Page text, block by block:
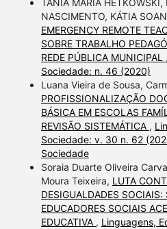
TÂNIA MARIA
NASCIMENTO, KÁTIA
EMERGENCY REMOTE
SOBRE TRABALHO
REDE PÚBLICA MUNICIPAL ,
Sociedade: n. 46 (2020)
Luana Vieira de Sousa,
PROFISSIONALIZAÇÃO
BÁSICA EM ESCOLAS
REVISÃO SISTEMÁTICA ,
Sociedade: v. 30 n. 62
Sociedade
Soraia Duarte Oliveira
Moura Teixeira, LUTA
DESIGUALDADES
EDUCADORES SOCIAIS
EDUCATIVA , Linguagens,